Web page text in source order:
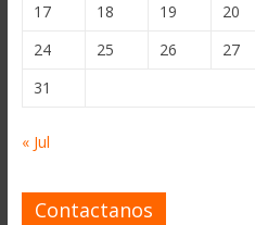
17
18 19 20
24
25 26 27
31
« Jul
Contactanos